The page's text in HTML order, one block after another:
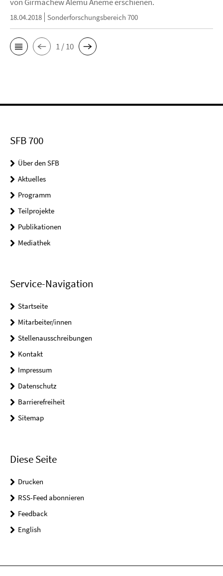
18.04.2018 Sonderforschungsbereich 700
1 / 10
SFB 700
Über den SFB
Aktuelles
Programm
Teilprojekte
Publikationen
Mediathek
Service-Navigation
Startseite
Mitarbeiter/innen
Stellenausschreibungen
Kontakt
Impressum
Datenschutz
Barrierefreiheit
Sitemap
Diese Seite
Drucken
RSS-Feed abonnieren
Feedback
English